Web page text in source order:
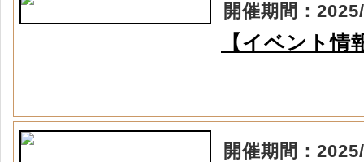
開催期間：
【イベント
開催期間：